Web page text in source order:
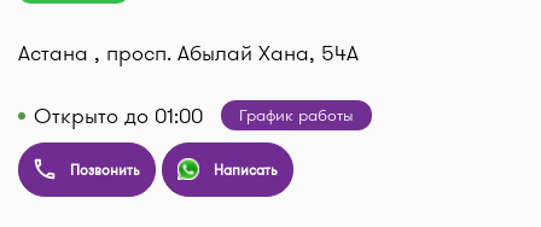
Астана , просп. Абылай Хана, 54А
Открыто до 01:00
График работы
Позвонить Написать